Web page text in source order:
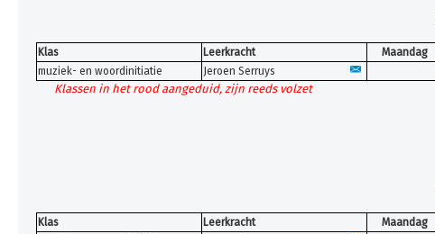
Klas Leerkracht Maandag
muziek- en woordinitiatie
Jeroen Serruys
Klassen in het rood aangeduid, zijn reeds volzet
Klas Leerkracht Maandag